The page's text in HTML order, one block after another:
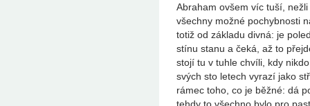
Abraham ovšem víc tuší,
všechny možné pochybnosti
totiž od základu divná: je
stínu stanu a čeká, až to
stojí tu v tuhle chvíli, kdy
svých sto letech vyrazí jako
rámec toho, co je běžné: dá